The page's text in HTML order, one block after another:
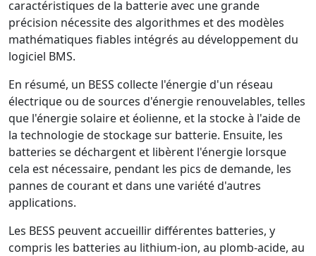
caractéristiques de la batterie avec une grande
précision nécessite des algorithmes et des modèles
mathématiques fiables intégrés au développement du
logiciel BMS.
En résumé, un BESS collecte l'énergie d'un réseau
électrique ou de sources d'énergie renouvelables, telles
que l'énergie solaire et éolienne, et la stocke à l'aide de
la technologie de stockage sur batterie. Ensuite, les
batteries se déchargent et libèrent l'énergie lorsque
cela est nécessaire, pendant les pics de demande, les
pannes de courant et dans une variété d'autres
applications.
Les BESS peuvent accueillir différentes batteries, y
compris les batteries au lithium-ion, au plomb-acide, au